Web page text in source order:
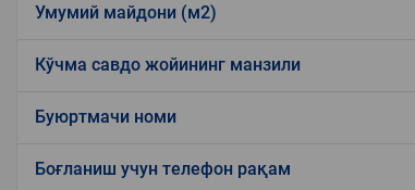
Умумий майдони (м2)
Кўчма савдо жойининг манзили
Буюртмачи номи
Боғланиш учун телефон рақам